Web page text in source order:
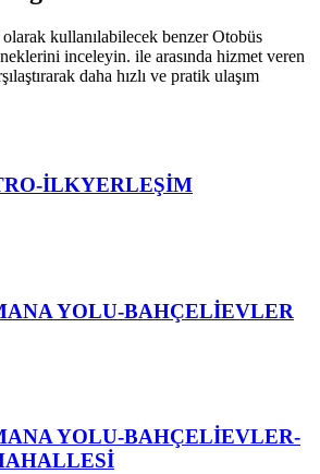
kullanılabilecek benzer Otobüs
inceleyin. ile arasında hizmet veren
daha hızlı ve pratik ulaşım
İLKYERLEŞİM
YOLU-BAHÇELİEVLER
YOLU-BAHÇELİEVLER-